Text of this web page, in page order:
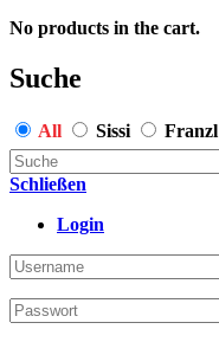
No products in the cart.
Suche
All Sissi Franzl
Schließen
Login